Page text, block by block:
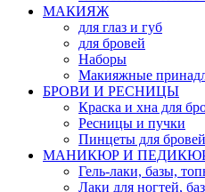
МАКИЯЖ
для глаз и губ
для бровей
Наборы
Макияжные
БРОВИ И РЕСНИЦЫ
Краска и хна для
Ресницы и пучки
Пинцеты для
МАНИКЮР И
Гель-лаки, базы,
Лаки для ногтей,